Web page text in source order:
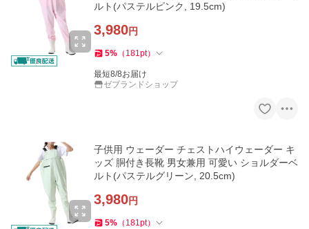
ルト(パステルピンク, 19.5cm)
3,980円
5% （ 181pt）
最短8/8お届け
ゼブランドショップ
子供用 ウェーダー チェストハイウェーダー キ
ッズ 胴付き長靴 男女兼用 可愛い ショルダーベ
ルト(パステルグリーン, 20.5cm)
3,980円
5% （ 181pt）